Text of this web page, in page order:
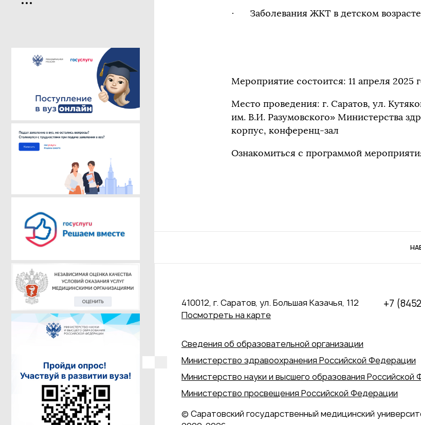
· Заболевания ЖКТ в детском возрасте
Мероприятие состоится: 11 апреля 2025
Место проведения: г. Саратов, ул.
им. В.И. Разумовского» Министерства
корпус, конференц-зал
Ознакомиться с программой
410012, г. Саратов, ул. Большая Казачья, 112
Посмотреть на карте
+7
Сведения об образовательной организации
Министерство здравоохранения Российской Федерации
Министерство науки и высшего образования Российской
Министерство просвещения Российской Федерации
© Саратовский государственный медицинский